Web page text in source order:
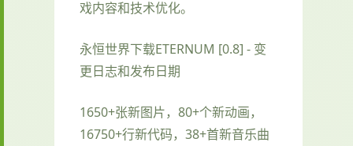
戏内容和技术优化。
永恒世界下载ETERNUM [0.8] - 变
更日志和发布日期
1650+张新图片，80+个新动画，
16750+行新代码，38+首新音乐曲